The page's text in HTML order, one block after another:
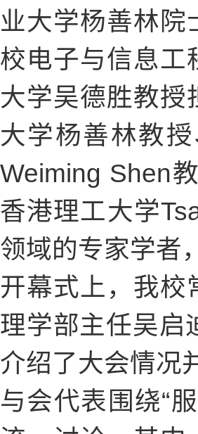
业大学杨善林院
校电子与信息工
大学吴德胜教授
大学杨善林教
Weiming Shen
香港理工大学
领域的专家学者
开幕式上，我校
理学部主任吴启
介绍了大会情况
与会代表围绕“